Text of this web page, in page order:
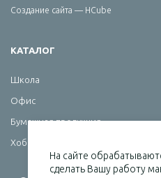
Создание сайта — HCube
КАТАЛОГ
Школа
Офис
Бумажная продукция
Хобби
На сайте
сделать Вашу работу